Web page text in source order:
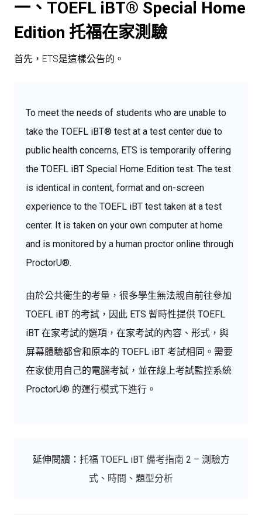
一、TOEFL iBT® Special Home
Edition 托福在家測驗
首先，ETS是這樣公告的。
To meet the needs of students who are unable to
take the TOEFL iBT® test at a test center due to
public health concerns, ETS is temporarily offering
the TOEFL iBT Special Home Edition test. The test
is identical in content, format and on-screen
experience to the TOEFL iBT test taken at a test
center. It is taken on your own computer at home
and is monitored by a human proctor online through
ProctorU®.
由於公共衛生的考量，很多學生無法親自前往參加
TOEFL iBT 的考試，因此 ETS 暫時性提供 TOEFL
iBT 在家考試的選項，在家考試的內容、形式，與
屏幕體驗都會和原本的 TOEFL iBT 考試相同。需要
在家使用自己的電腦考試，並在線上考試監控系統
ProctorU® 的運行模式下進行。
延伸閱讀： 托福 TOEFL iBT 備考指南 2 – 測驗方
式、時間、題型分析